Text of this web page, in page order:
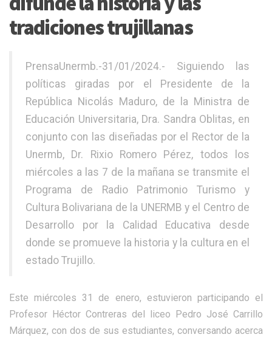
tradiciones trujillanas
PrensaUnermb.-31/01/2024.- Siguiendo las
políticas giradas por el Presidente de la
República Nicolás Maduro, de la Ministra de
Educación Universitaria, Dra. Sandra Oblitas, en
conjunto con las diseñadas por el Rector de la
Unermb, Dr. Rixio Romero Pérez, todos los
miércoles a las 7 de la mañana se transmite el
Programa de Radio Patrimonio Turismo y
Cultura Bolivariana de la UNERMB y el Centro de
Desarrollo por la Calidad Educativa desde
donde se promueve la historia y la cultura en el
estado Trujillo.
Este miércoles 31 de enero, estuvieron participando el
Profesor Héctor Contreras del liceo Pedro José Carrillo
Márquez, con dos de sus estudiantes, conversando acerca